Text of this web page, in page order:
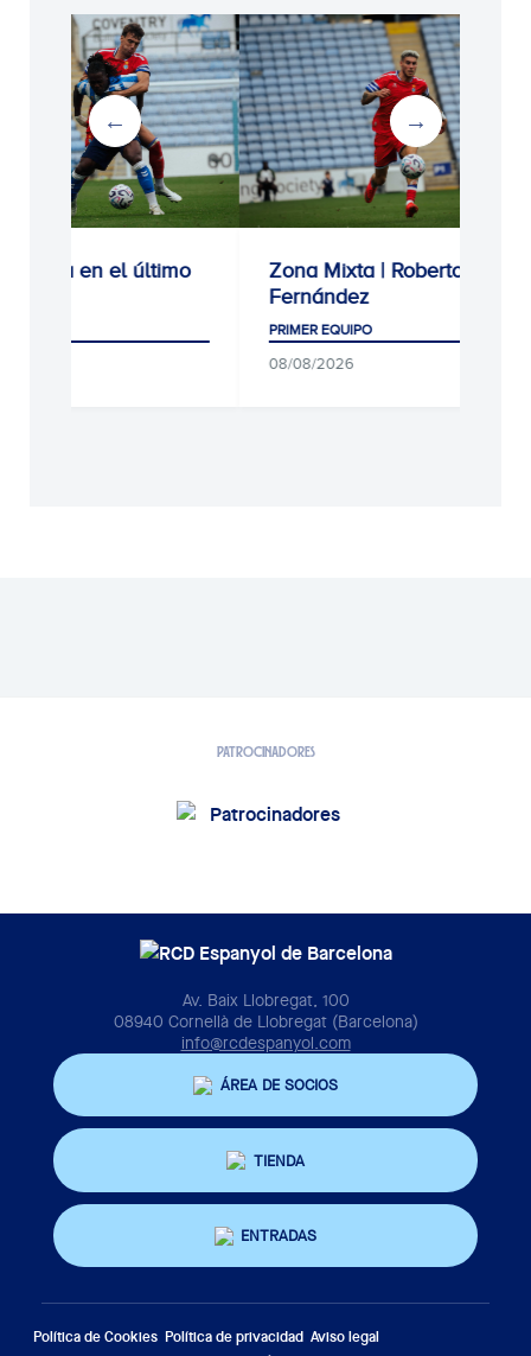
en el último
Zona Mixta | Roberto
Fernández
PRIMER EQUIPO
08/08/2026
PATROCINADORES
Av. Baix Llobregat, 100
08940 Cornellà de Llobregat (Barcelona)
info@rcdespanyol.com
ÁREA DE SOCIOS
TIENDA
ENTRADAS
Política de Cookies Política de privacidad Aviso legal